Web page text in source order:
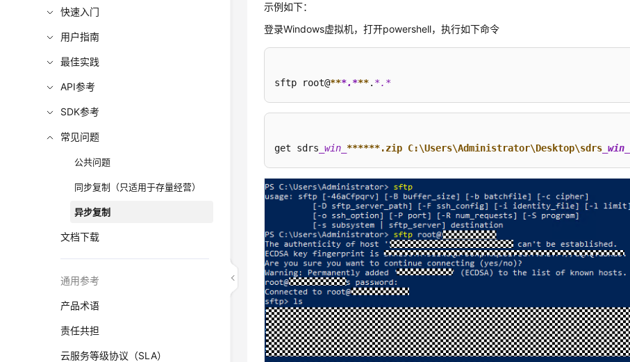
快速入门
用户指南
最佳实践
API参考
SDK参考
常见问题
公共问题
同步复制（只适用于存量经营）
异步复制
文档下载
通用参考
产品术语
责任共担
云服务等级协议（SLA）
示例如下：
登录Windows虚拟机，打开powershell，执行如下命令
sftp root@***.***. *.*
get sdrs _win_ ******.zip C:\Users\Administrator\Desktop\sdrs _win_